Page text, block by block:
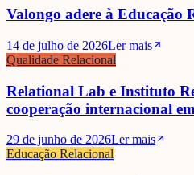
Valongo adere à Educação
14 de julho de 2026Ler mais
Qualidade Relacional
Relational Lab e Instituto
cooperação internacional
29 de junho de 2026Ler mais
Educação Relacional